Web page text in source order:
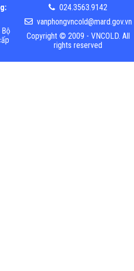
024.3563.9142
vanphongvncold@mard.gov.vn
Copyright © 2009 - VNCOLD. All
rights reserved